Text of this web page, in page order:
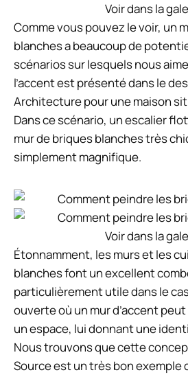
Voir dans la
Comme vous pouvez le voir, un
blanches a beaucoup de
scénarios sur lesquels nous
l’accent est présenté dans le
Architecture pour une maison
Dans ce scénario, un escalier
mur de briques blanches très
simplement magnifique.
Voir dans la
Étonnamment, les murs et les
blanches font un excellent
particulièrement utile dans le
ouverte où un mur d’accent
un espace, lui donnant une
Nous trouvons que cette
Source est un très bon exemple